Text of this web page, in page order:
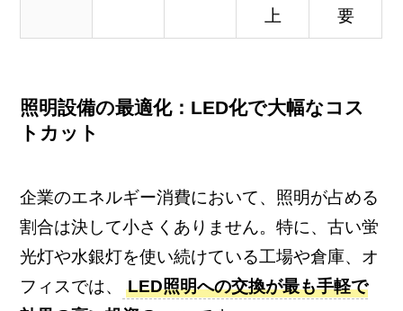
上
要
照明設備の最適化：LED化で大幅なコス
トカット
企業のエネルギー消費において、照明が占める
割合は決して小さくありません。特に、古い蛍
光灯や水銀灯を使い続けている工場や倉庫、オ
フィスでは、
LED照明への交換が最も手軽で